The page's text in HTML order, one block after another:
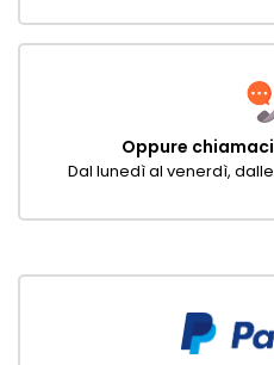
Oppure
Dal lunedì al venerdì, dalle